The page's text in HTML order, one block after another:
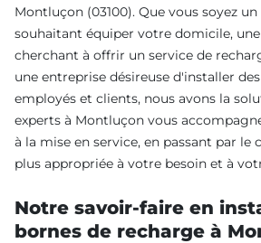
Montluçon (03100). Que vous soyez
souhaitant équiper votre domicile,
cherchant à offrir un service de
une entreprise désireuse d'installer
employés et clients, nous avons la
experts à Montluçon vous
à la mise en service, en passant par le
plus appropriée à votre besoin et à
Notre savoir-faire en
bornes de recharge à